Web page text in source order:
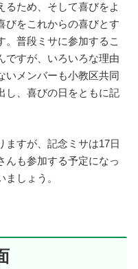
るため、そして喜びをよ
びをこれからの喜びとす
。普段ミサに参加するこ
ですが、いろいろな理由
いメンバーも小教区共同
し、喜びの日をともに記
ますが、記念ミサは17日
んも参加する予定になっ
しょう。